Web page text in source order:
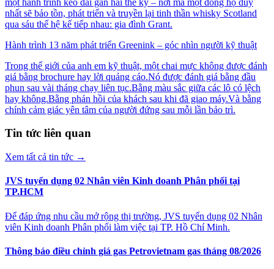
nhất sẽ bảo tồn, phát triển và truyền lại tinh thần whisky Scotland
qua sáu thế hệ kế tiếp nhau: gia đình Grant.
Hành trình 13 năm phát triển Greenink – góc nhìn người kỹ thuật
Trong thế giới của anh em kỹ thuật, một chai mực không được đánh
giá bằng brochure hay lời quảng cáo.Nó được đánh giá bằng đầu
phun sau vài tháng chạy liên tục.Bằng màu sắc giữa các lô có lệch
hay không.Bằng phản hồi của khách sau khi đã giao máy.Và bằng
chính cảm giác yên tâm của người đứng sau mỗi lần bảo trì.
Tin tức liên quan
Xem tất cả tin tức →
JVS tuyển dụng 02 Nhân viên Kinh doanh Phân phối tại
TP.HCM
Để đáp ứng nhu cầu mở rộng thị trường, JVS tuyển dụng 02 Nhân
viên Kinh doanh Phân phối làm việc tại TP. Hồ Chí Minh.
Thông báo điều chỉnh giá gas Petrovietnam gas tháng 08/2026